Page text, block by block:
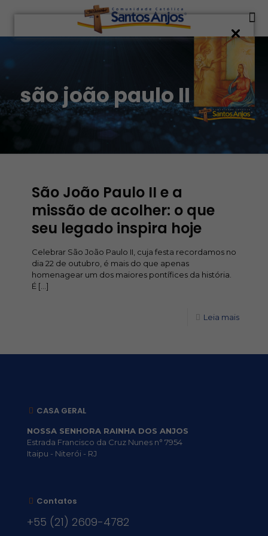
são joão paulo II
São João Paulo II e a
missão de acolher: o que
seu legado inspira hoje
Celebrar São João Paulo II, cuja festa recordamos no
dia 22 de outubro, é mais do que apenas
homenagear um dos maiores pontífices da história.
É […]
Leia mais
CASA GERAL
NOSSA SENHORA RAINHA DOS ANJOS
Estrada Francisco da Cruz Nunes n° 7954
Itaipu - Niterói - RJ
Contatos
+55 (21) 2609-4782